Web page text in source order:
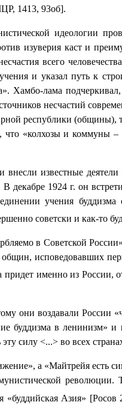
1413, 93об].
идеологии
изуверия каст и
всего
и указал путь к
Хамбо-лама
несчастий
республики
«колхозы и коммуны
внесли известные
1924 г. он
учения буддизма с
советски и как-то
в Советской
исповедовавших
придет именно из
они воздавали
буддизма в
силу <...> во всех
а «Майтрейя
революции.
«буддийская Азия» [Росов